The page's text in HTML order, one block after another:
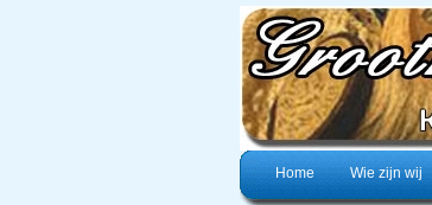
Home Wie zijn wij